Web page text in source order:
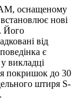
оснащеному
нові
Його
від
є
викладці
покришок до 30
штиря S-